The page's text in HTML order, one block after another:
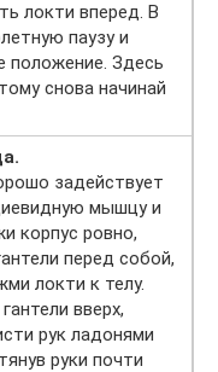
локти вперед. В
паузу и
положение. Здесь
снова начинай
задействует
мышцу и
корпус ровно,
перед собой,
локти к телу.
вверх,
рук ладонями
руки почти